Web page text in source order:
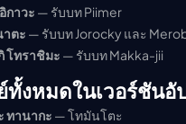
กาวะ — รับบท Piimer
ตะ — รับบท Jorocky และ
โทราชิมะ — รับบท Makka-jii
งหมดในเวอร์ชันอั
ทานากะ — โทมันโตะ